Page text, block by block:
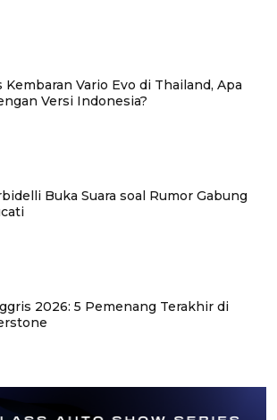
Kembaran Vario Evo di Thailand, Apa
Versi Indonesia?
Buka Suara soal Rumor Gabung
2026: 5 Pemenang Terakhir di